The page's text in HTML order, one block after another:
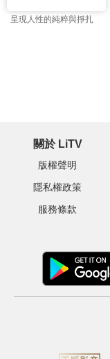
呈現人性的純粹與掙扎
關於 LiTV
版權聲明
隱私權政策
服務條款